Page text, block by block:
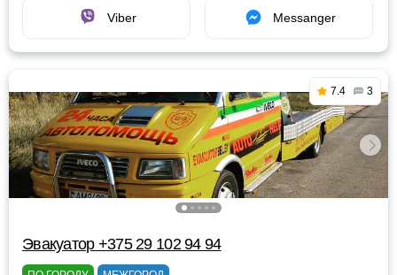
Viber Messanger
7.4 3
Эвакуатор +375 29 102 94 94